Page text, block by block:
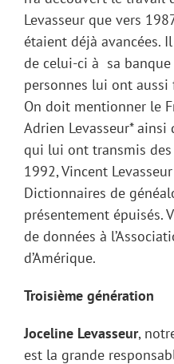
Levasseur que vers
étaient déjà avancées.
de celui-ci à sa banque
personnes lui ont
On doit mentionner le
Adrien Levasseur*
qui lui ont transmis
1992, Vincent
Dictionnaires de
présentement épuisés.
de données à
d’Amérique.
Troisième génération
Joceline Levasseur,
est la grande